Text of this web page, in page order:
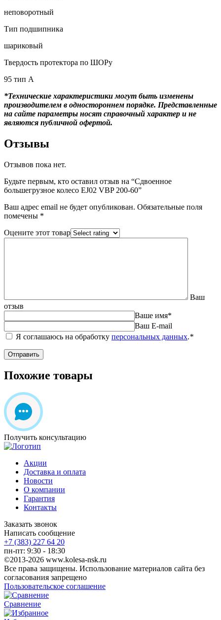
неповоротный
Тип подшипника
шариковый
Твердость протектора по ШОРу
95 тип А
*Технические характеристики могут быть изменены
производителем в одностороннем порядке. Представленные
на сайте параметры носят справочный характер и не
являются публичной офертой.
Отзывы
Отзывов пока нет.
Будьте первым, кто оставил отзыв на “Сдвоенное
большегрузное колесо EJ02 VBP 200-60”
Ваш адрес email не будет опубликован. Обязательные поля
помечены *
Оцените этот товар
Ваш
отзыв
Ваше имя*
Ваш E-mail
Я соглашаюсь на обработку персональных данных.*
Похожие товары
Получить консультацию
Акции
Доставка и оплата
Новости
О компании
Гарантия
Контакты
Заказать звонок
Написать сообщение
+7 (383) 227 64 20
пн-пт: 9:30 - 18:30
©2013-2026 www.kolesa-nsk.ru
Все права защищены. Использование материалов сайта без
согласования запрещено
Пользовательское соглашение
Сравнение